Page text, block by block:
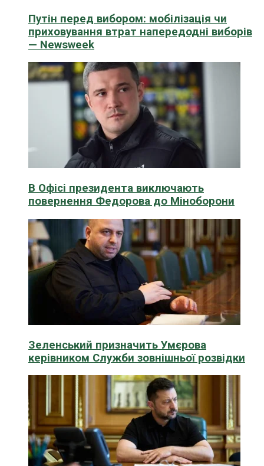
Путін перед вибором: мобілізація чи
приховування втрат напередодні виборів
— Newsweek
В Офісі президента виключають
повернення Федорова до Міноборони
Зеленський призначить Умєрова
керівником Служби зовнішньої розвідки